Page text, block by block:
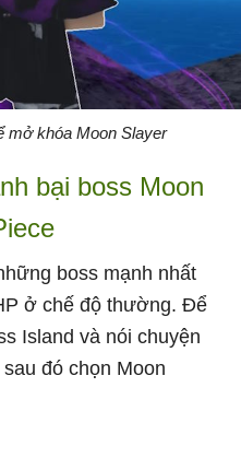
mở khóa Moon Slayer
bại boss Moon
boss mạnh nhất
ở chế độ thường. Để
Island và nói chuyện
đó chọn Moon